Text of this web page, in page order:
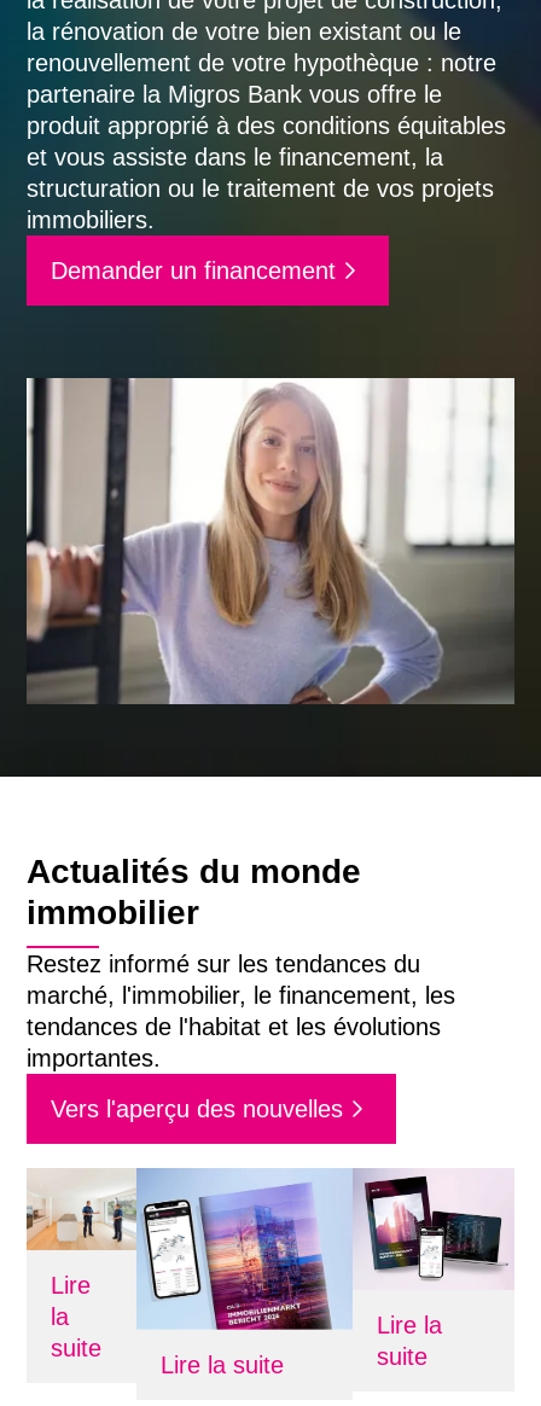
la rénovation de votre bien existant ou le
renouvellement de votre hypothèque : notre
partenaire la Migros Bank vous offre le
produit approprié à des conditions équitables
et vous assiste dans le financement, la
structuration ou le traitement de vos projets
immobiliers.
Demander un financement
Actualités du monde
immobilier
Restez informé sur les tendances du
marché, l'immobilier, le financement, les
tendances de l'habitat et les évolutions
importantes.
Vers l'aperçu des nouvelles
Lire
la
suite
Lire la suite
Lire la
suite